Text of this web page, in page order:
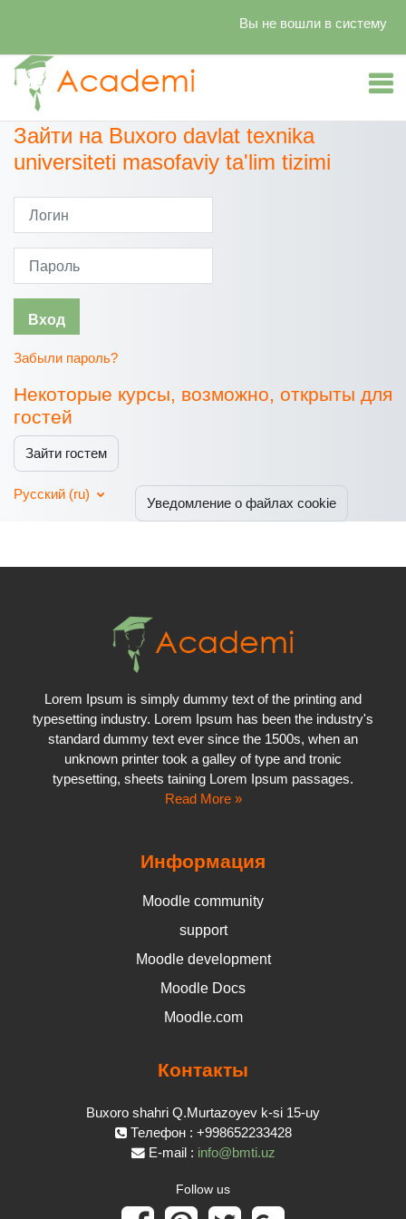
Вы не вошли в систему
Перейти к основному содержанию
Зайти на Buxoro davlat texnika
universiteti masofaviy ta'lim tizimi
Вход
Забыли пароль?
Некоторые курсы, возможно, открыты для
гостей
Зайти гостем
Русский ‎(ru)‎
Уведомление о файлах cookie
Lorem Ipsum is simply dummy text of the printing and
typesetting industry. Lorem Ipsum has been the industry's
standard dummy text ever since the 1500s, when an
unknown printer took a galley of type and tronic
typesetting, sheets taining Lorem Ipsum passages.
Read More »
Информация
Moodle community
support
Moodle development
Moodle Docs
Moodle.com
Контакты
Buxoro shahri Q.Murtazoyev k-si 15-uy
Телефон : +998652233428
E-mail : info@bmti.uz
Follow us